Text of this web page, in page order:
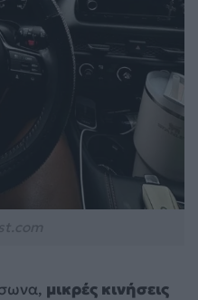
μικρές κινήσεις